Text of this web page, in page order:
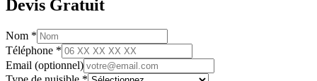
Devis Gratuit
Nom *
Téléphone *
Email (optionnel)